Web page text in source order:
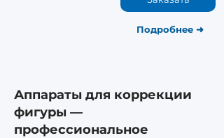
Подробнее ➜
Аппараты для коррекции
фигуры —
профессиональное